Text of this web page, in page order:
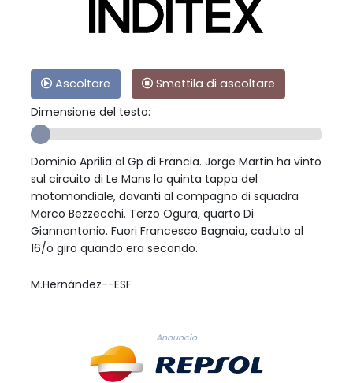
Ascoltare
Smettila di ascoltare
Dimensione del testo:
Dominio Aprilia al Gp di Francia. Jorge Martin ha vinto
sul circuito di Le Mans la quinta tappa del
motomondiale, davanti al compagno di squadra
Marco Bezzecchi. Terzo Ogura, quarto Di
Giannantonio. Fuori Francesco Bagnaia, caduto al
16/o giro quando era secondo.
M.Hernández--ESF
Annuncio